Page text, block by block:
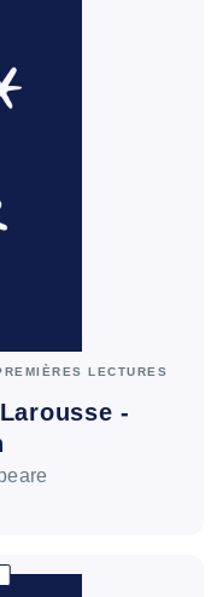
LECTURES
-